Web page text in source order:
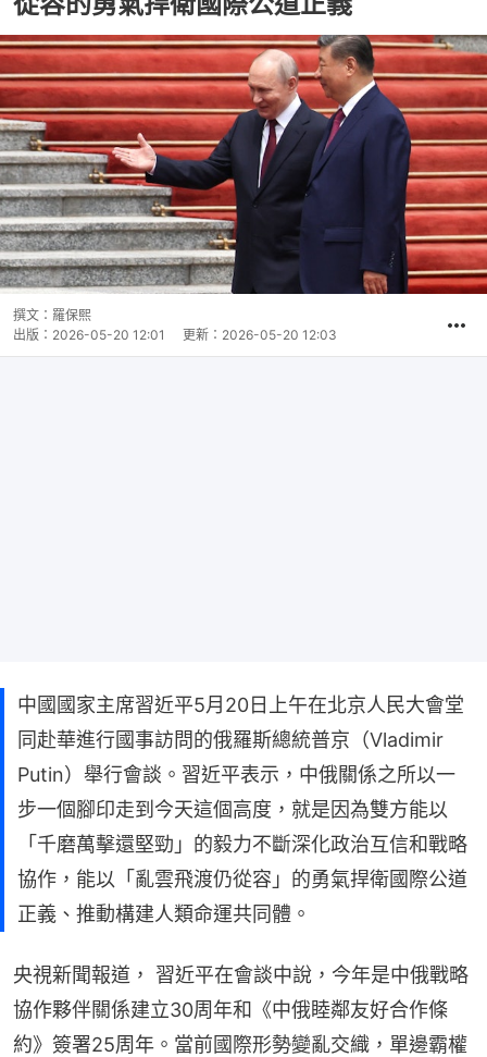
撰文： 羅保熙
出版： 2026-05-20 12:01 更新： 2026-05-20 12:03
中國國家主席習近平5月20日上午在北京人民大會堂
同赴華進行國事訪問的俄羅斯總統普京（Vladimir
Putin）舉行會談。習近平表示，中俄關係之所以一
步一個腳印走到今天這個高度，就是因為雙方能以
「千磨萬擊還堅勁」的毅力不斷深化政治互信和戰略
協作，能以「亂雲飛渡仍從容」的勇氣捍衛國際公道
正義、推動構建人類命運共同體。
央視新聞報道， 習近平在會談中說，今年是中俄戰略
協作夥伴關係建立30周年和《中俄睦鄰友好合作條
約》簽署25周年。當前國際形勢變亂交織，單邊霸權